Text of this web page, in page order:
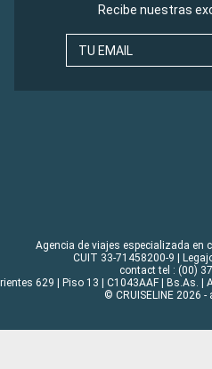
Recibe nuestras
TU EMAIL
Agencia de viajes especializada en
CUIT 33-71458200-9 |
contact tel : (00)
629 | Piso 13 | C1043AAF | Bs.As.
© CRUISELINE 2026